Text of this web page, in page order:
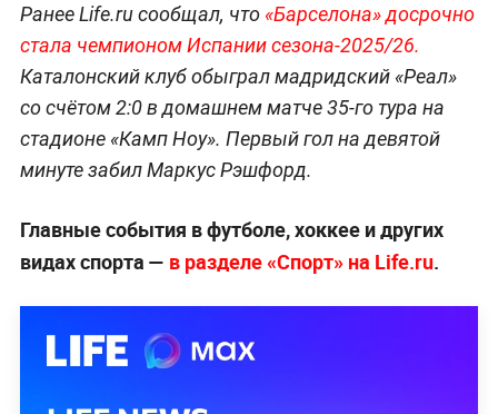
Ранее Life.ru сообщал, что«Барселона» досрочно
стала чемпионом Испании сезона-2025/26.
Каталонский клуб обыграл мадридский «Реал»
со счётом 2:0 в домашнем матче 35-го тура на
стадионе «Камп Ноу». Первый гол на девятой
минуте забил Маркус Рэшфорд.
Главные события в футболе, хоккее и других
видах спорта — в разделе «Спорт» на Life.ru.